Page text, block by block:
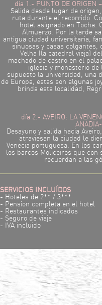
día 1.- PUNTO DE ORIGEN
Salida desde lugar de
ruta durante el recorrido.
hotel asignado en Tocha.
Almuerzo. Por la tarde
antigua ciudad universitaria,
sinuosas y casas colgantes,
Velha (la catedral vieja)
machado de castro en el
iglesia y monasterio
supuesto la universidad, una
de Europa, estas son algunas
brinda esta localidad,
día 2.- AVEIRO: LA
Desayuno y salida hacia
atraviesan la ciudad le
Venecia portuguesa. En los
los barcos Moliceiros que con
recuerdan a las
SERVICIOS INCLUÍDOS
- Hoteles de 2** / 3***
- Pension completa en el hotel
- Restaurantes indicados
- Seguro de viaje
- IVA incluido